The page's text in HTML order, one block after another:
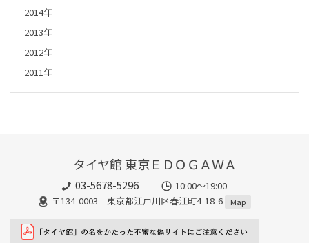
2014年
2013年
2012年
2011年
タイヤ館 東京ＥＤＯＧＡＷＡ
03-5678-5296
10:00～19:00
〒134-0003 東京都江戸川区春江町4-18-6
Map